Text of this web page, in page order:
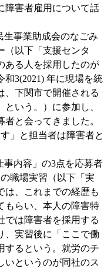
障害者雇用について話
生事業助成会のなごみ
（以下「支援センタ
ある人を採用したのが
和3(2021) 年に現場を統
、下関市で開催される
いう。）に参加し、
と会ってきました。
」と担当者は障害者と
事内容」の3点を応募者
職場実習（以下「実
は、これまでの経歴も
もらい、本人の障害特
では障害者を採用する
、実習後に「ここで働
するという。就労のチ
いというのが同社のス